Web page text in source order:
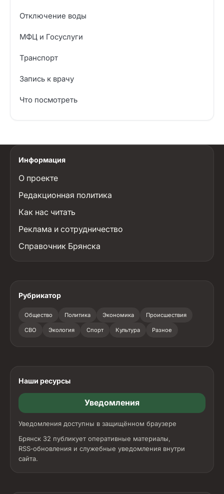
Отключение воды
МФЦ и Госуслуги
Транспорт
Запись к врачу
Что посмотреть
Информация
О проекте
Редакционная политика
Как нас читать
Реклама и сотрудничество
Справочник Брянска
Рубрикатор
Общество Политика Экономика Происшествия
СВО Экология Спорт Культура Разное
Наши ресурсы
Уведомления
Уведомления доступны в защищённом браузере
Брянск 32 публикует оперативные материалы,
RSS‑обновления и служебные уведомления внутри
сайта.